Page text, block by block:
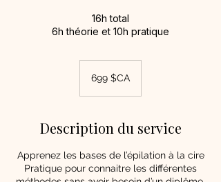
16h total
6h théorie et 10h pratique
canadiens
699 $CA
Description du service
Apprenez les bases de l’épilation à la cire
Pratique pour connaitre les différentes